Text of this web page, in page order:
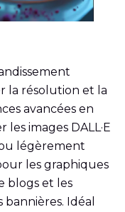
la résolution et la
avancées en
images DALL·E
légèrement
les graphiques
blogs et les
Idéal